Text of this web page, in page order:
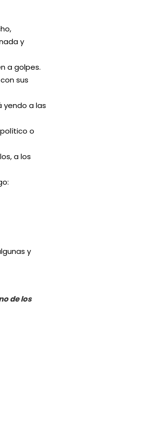
y
a golpes.
sus
yendo a las
o
a los
y
de los